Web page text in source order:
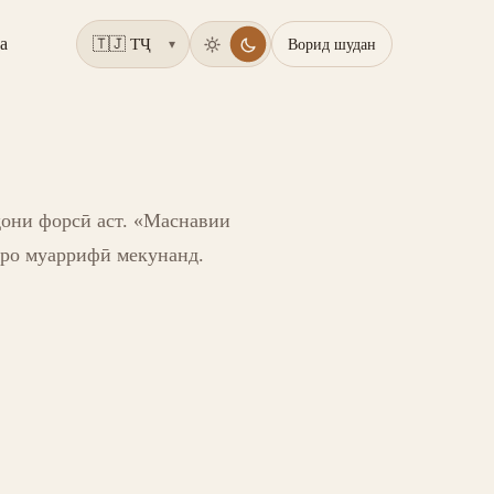
▾ Ворид шудан
форсӣ аст. «Маснавии
муаррифӣ мекунанд.